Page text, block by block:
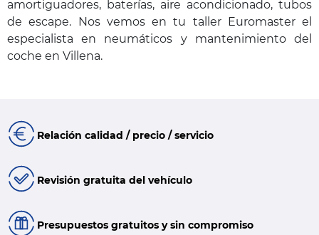
amortiguadores, baterías, aire acondicionado, tubos
de escape. Nos vemos en tu taller Euromaster el
especialista en neumáticos y mantenimiento del
coche en Villena.
Relación calidad / precio / servicio
Revisión gratuita del vehículo
Presupuestos gratuitos y sin compromiso